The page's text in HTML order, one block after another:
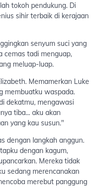
tokoh pendukung. Di
sihir terbaik di kerajaan
senyum suci yang
cemas tadi menguap,
meluap-luap.
Memamerkan Luke
membuatku waspada.
dekatmu, mengawasi
tiba... aku akan
yang kau susun."
dengan langkah anggun.
dengan kagum,
Mereka tidak
sedang merencanakan
merebut panggung